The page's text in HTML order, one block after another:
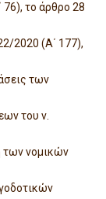
76), το άρθρο 28
2020 (Α΄ 177),
των
του ν.
των νομικών